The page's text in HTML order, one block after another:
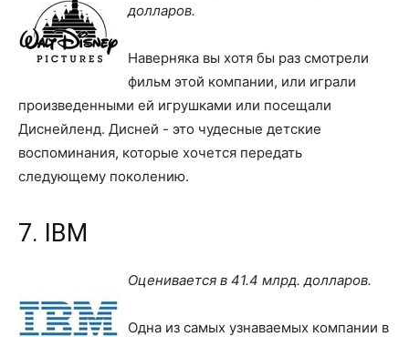
долларов.
Наверняка вы хотя бы раз смотрели
фильм этой компании, или играли
произведенными ей игрушками или посещали
Диснейленд. Дисней - это чудесные детские
воспоминания, которые хочется передать
следующему поколению.
7. IBM
Оценивается в 41.4 млрд. долларов.
Одна из самых узнаваемых компании в